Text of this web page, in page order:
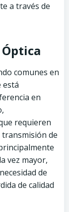
a través de
comunes en
está
en
requieren
transmisión de
vez mayor,
de
de calidad